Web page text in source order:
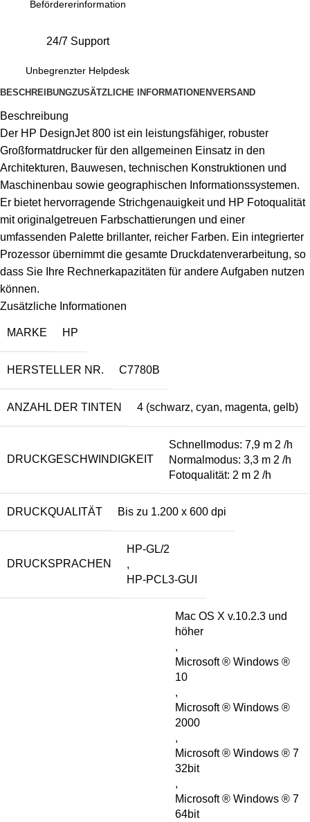
Befördererinformation
24/7 Support
Unbegrenzter Helpdesk
BESCHREIBUNGZUSÄTZLICHE INFORMATIONENVERSAND
Beschreibung
Der HP DesignJet 800 ist ein leistungsfähiger, robuster
Großformatdrucker für den allgemeinen Einsatz in den
Architekturen, Bauwesen, technischen Konstruktionen und
Maschinenbau sowie geographischen Informationssystemen.
Er bietet hervorragende Strichgenauigkeit und HP Fotoqualität
mit originalgetreuen Farbschattierungen und einer
umfassenden Palette brillanter, reicher Farben. Ein integrierter
Prozessor übernimmt die gesamte Druckdatenverarbeitung, so
dass Sie Ihre Rechnerkapazitäten für andere Aufgaben nutzen
können.
Zusätzliche Informationen
MARKE HP
HERSTELLER NR. C7780B
ANZAHL DER TINTEN 4 (schwarz, cyan, magenta, gelb)
DRUCKGESCHWINDIGKEIT
Schnellmodus: 7,9 m 2 /h
Normalmodus: 3,3 m 2 /h
Fotoqualität: 2 m 2 /h
DRUCKQUALITÄT Bis zu 1.200 x 600 dpi
DRUCKSPRACHEN
HP-GL/2
,
HP-PCL3-GUI
Mac OS X v.10.2.3 und
höher
,
Microsoft ® Windows ®
10
,
Microsoft ® Windows ®
2000
,
Microsoft ® Windows ® 7
32bit
,
Microsoft ® Windows ® 7
64bit